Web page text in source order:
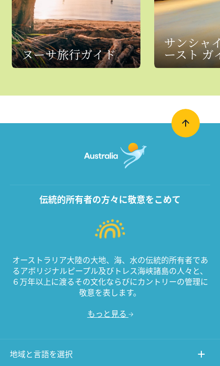
ヌーサ旅行ガイド
サンシャ
ースト ガ
伝統的所有者の方々に敬意をこめて
オーストラリア大陸の大地、海、水の伝統的所有者であ
るアボリジナルピープル及びトレス海峡諸島の人々と、
６万年以上に渡るその文化ならびにカントリーの管理に
敬意を表します。
もっと見る
地域と言語を選択